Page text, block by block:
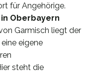
für Angehörige.
Oberbayern
Garmisch liegt der
eigene
steht die